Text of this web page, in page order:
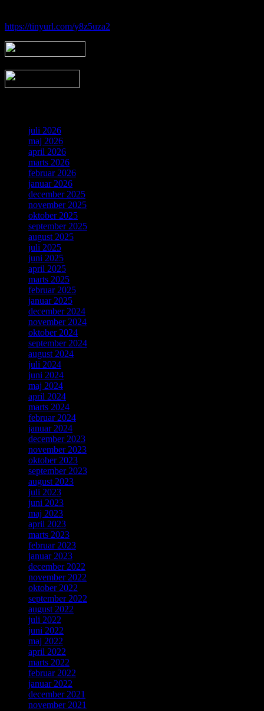
https://tinyurl.com/y8z5uza2
juli 2026
maj 2026
april 2026
marts 2026
februar 2026
januar 2026
december 2025
november 2025
oktober 2025
september 2025
august 2025
juli 2025
juni 2025
april 2025
marts 2025
februar 2025
januar 2025
december 2024
november 2024
oktober 2024
september 2024
august 2024
juli 2024
juni 2024
maj 2024
april 2024
marts 2024
februar 2024
januar 2024
december 2023
november 2023
oktober 2023
september 2023
august 2023
juli 2023
juni 2023
maj 2023
april 2023
marts 2023
februar 2023
januar 2023
december 2022
november 2022
oktober 2022
september 2022
august 2022
juli 2022
juni 2022
maj 2022
april 2022
marts 2022
februar 2022
januar 2022
december 2021
november 2021